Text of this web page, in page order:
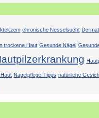
chronische Nesselsucht
trockene Haut Gesunde Nägel
Nagelpflege-Tipps natürliche